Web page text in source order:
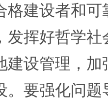
格建设者和
发挥好哲学
建设管理，
。要强化问